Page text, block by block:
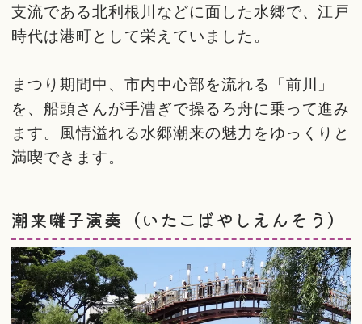
支流である北利根川などに面した水郷で、江戸
時代は港町として栄えていました。
まつり期間中、市内中心部を流れる「前川」
を、船頭さんが手漕ぎで操るろ舟に乗って進み
ます。風情溢れる水郷潮来の魅力をゆっくりと
満喫できます。
潮来囃子演奏（いたこばやしえんそう）